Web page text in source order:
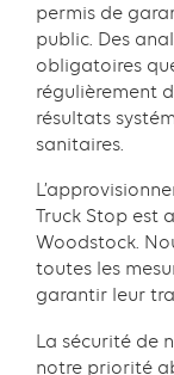
permis de
public. Des
obligatoires
régulièrement
résultats
sanitaires.
Truck Stop est
Woodstock.
toutes les
garantir leur
La sécurité de
notre priorité